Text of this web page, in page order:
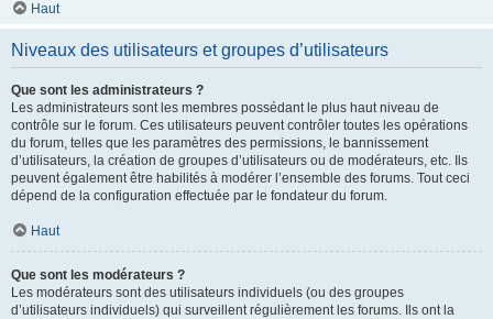
Haut
Niveaux des utilisateurs et groupes d’utilisateurs
Que sont les administrateurs ?
Les administrateurs sont les membres possédant le plus haut niveau de
contrôle sur le forum. Ces utilisateurs peuvent contrôler toutes les opérations
du forum, telles que les paramètres des permissions, le bannissement
d’utilisateurs, la création de groupes d’utilisateurs ou de modérateurs, etc. Ils
peuvent également être habilités à modérer l’ensemble des forums. Tout ceci
dépend de la configuration effectuée par le fondateur du forum.
Haut
Que sont les modérateurs ?
Les modérateurs sont des utilisateurs individuels (ou des groupes
d’utilisateurs individuels) qui surveillent régulièrement les forums. Ils ont la